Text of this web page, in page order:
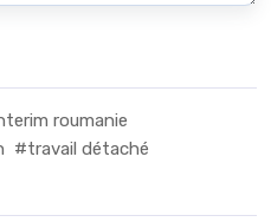
roumanie
#travail détaché